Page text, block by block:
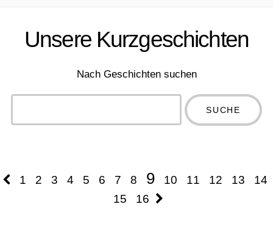
Unsere Kurzgeschichten
Nach Geschichten suchen
Type 2 or
more
1 2 3 4 5 6 7 8 9 10 11 12 13
14
15
16